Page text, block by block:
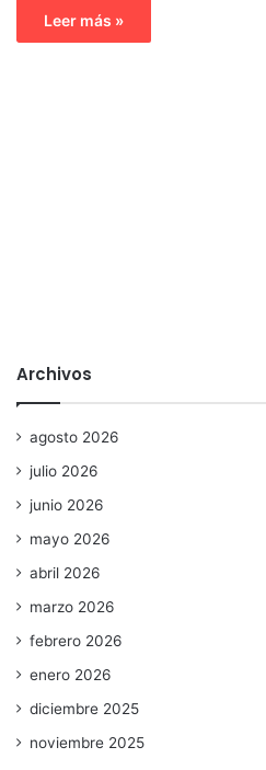
Leer más »
Archivos
agosto 2026
julio 2026
junio 2026
mayo 2026
abril 2026
marzo 2026
febrero 2026
enero 2026
diciembre 2025
noviembre 2025